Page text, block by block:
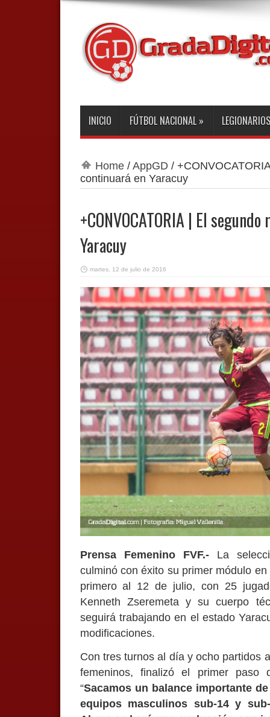
INICIO FÚTBOL NACIONAL » LEGIONARIOS
Home/ AppGD /
continuará en Yaracuy
+CONVOCATORIA | El
Yaracuy
martes, 12 de julio de 2016
Prensa Femenino FVF.-La
culminó con éxito su primer módulo
primero al 12 de julio, con 25
Kenneth Zseremeta y su cuerpo
seguirá trabajando en el estado
modificaciones.
Con tres turnos al día y ocho partidos
femeninos, finalizó el primer
“Sacamos un balance importante
equipos masculinos sub-14 y